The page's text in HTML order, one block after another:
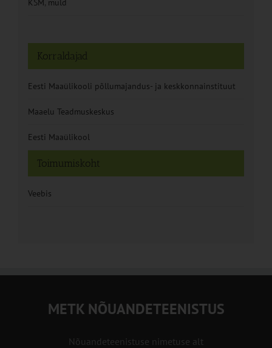
KSM, muld
Toimumiskoht
Veebis
Korraldajad
Eesti Maaülikooli põllumajandus- ja keskkonnainstituut
Maaelu Teadmuskeskus
Eesti Maaülikool
METK NÕUANDETEENISTUS
Nõuandeteenistuse nimetuse alt